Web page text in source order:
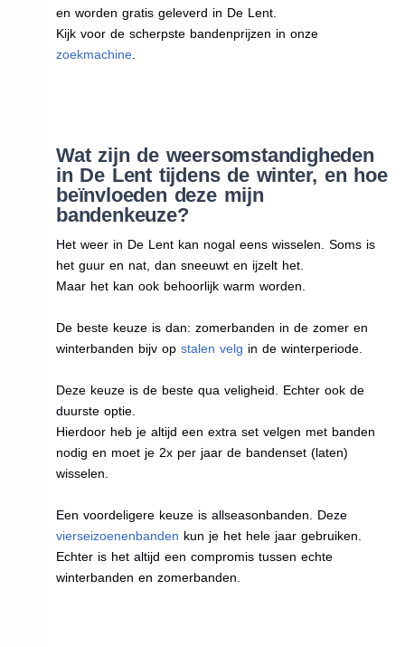
en worden gratis geleverd in De Lent.
Kijk voor de scherpste bandenprijzen in onze
zoekmachine.
Wat zijn de weersomstandigheden
in De Lent tijdens de winter, en hoe
beïnvloeden deze mijn
bandenkeuze?
Het weer in De Lent kan nogal eens wisselen. Soms is
het guur en nat, dan sneeuwt en ijzelt het.
Maar het kan ook behoorlijk warm worden.
De beste keuze is dan: zomerbanden in de zomer en
winterbanden bijv op stalen velg in de winterperiode.
Deze keuze is de beste qua veligheid. Echter ook de
duurste optie.
Hierdoor heb je altijd een extra set velgen met banden
nodig en moet je 2x per jaar de bandenset (laten)
wisselen.
Een voordeligere keuze is allseasonbanden. Deze
vierseizoenenbanden kun je het hele jaar gebruiken.
Echter is het altijd een compromis tussen echte
winterbanden en zomerbanden.